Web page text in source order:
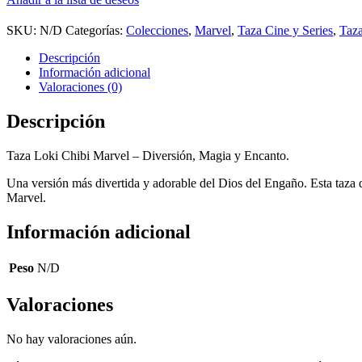
SKU: N/D Categorías: Colecciones, Marvel, Taza Cine y Series,
Descripción
Información adicional
Valoraciones (0)
Descripción
Taza Loki Chibi Marvel – Diversión, Magia y Encanto.
Una versión más divertida y adorable del Dios del Engaño. Esta
Marvel.
Información adicional
Peso N/D
Valoraciones
No hay valoraciones aún.